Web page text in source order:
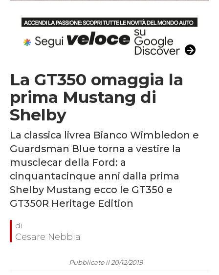
La GT350 omaggia la
prima Mustang di
Shelby
La classica livrea Bianco Wimbledon e
Guardsman Blue torna a vestire la
musclecar della Ford: a
cinquantacinque anni dalla prima
Shelby Mustang ecco le GT350 e
GT350R Heritage Edition
Cesare Nebbia
Pubblicato il 20/12/2019